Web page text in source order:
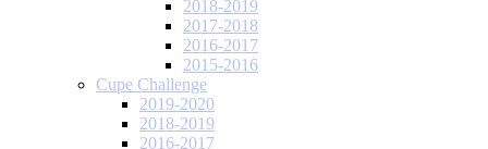
2018-2019
2017-2018
2016-2017
2015-2016
Cupe Challenge
2019-2020
2018-2019
2016-2017